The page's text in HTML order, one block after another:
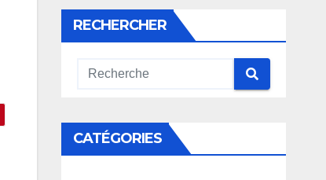
RECHERCHER
CATÉGORIES